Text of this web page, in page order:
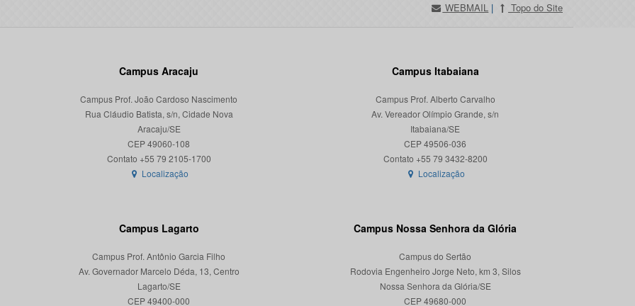
WEBMAIL | Topo do Site
Campus Aracaju
Campus Prof. João Cardoso Nascimento
Rua Cláudio Batista, s/n, Cidade Nova
Aracaju/SE
CEP 49060-108
Localização
Campus Itabaiana
Campus Prof. Alberto Carvalho
Av. Vereador Olímpio Grande, s/n
Itabaiana/SE
CEP 49506-036
Localização
Campus Lagarto
Campus Prof. Antônio Garcia Filho
Av. Governador Marcelo Déda, 13, Centro
Lagarto/SE
CEP 49400-000
Campus Nossa Senhora da Glória
Campus do Sertão
Rodovia Engenheiro Jorge Neto, km 3, Silos
Nossa Senhora da Glória/SE
CEP 49680-000